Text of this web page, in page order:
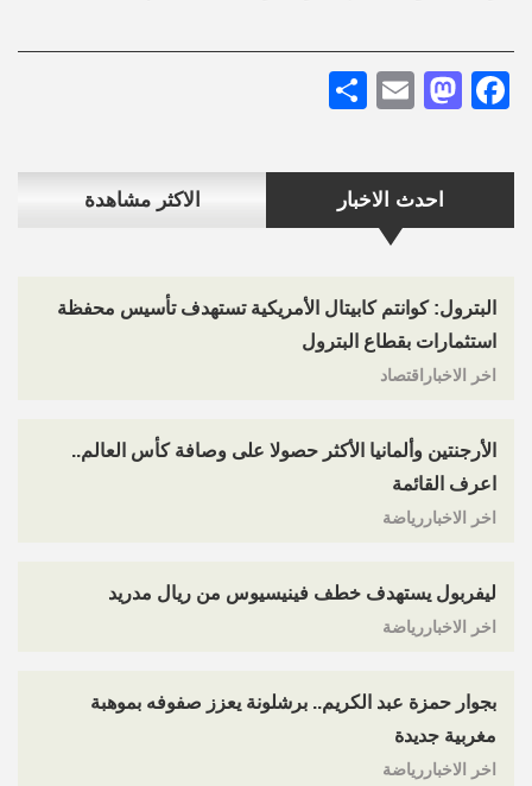
احدث الاخبار الاكثر مشاهدة
البترول: كوانتم كابيتال الأمريكية تستهدف تأسيس محفظة
استثمارات بقطاع البترول
اخر الاخباراقتصاد
الأرجنتين وألمانيا الأكثر حصولا على وصافة كأس العالم..
اعرف القائمة
اخر الاخباررياضة
ليفربول يستهدف خطف فينيسيوس من ريال مدريد
اخر الاخباررياضة
بجوار حمزة عبد الكريم.. برشلونة يعزز صفوفه بموهبة
مغربية جديدة
اخر الاخباررياضة
Facebook
Mastodon
Email